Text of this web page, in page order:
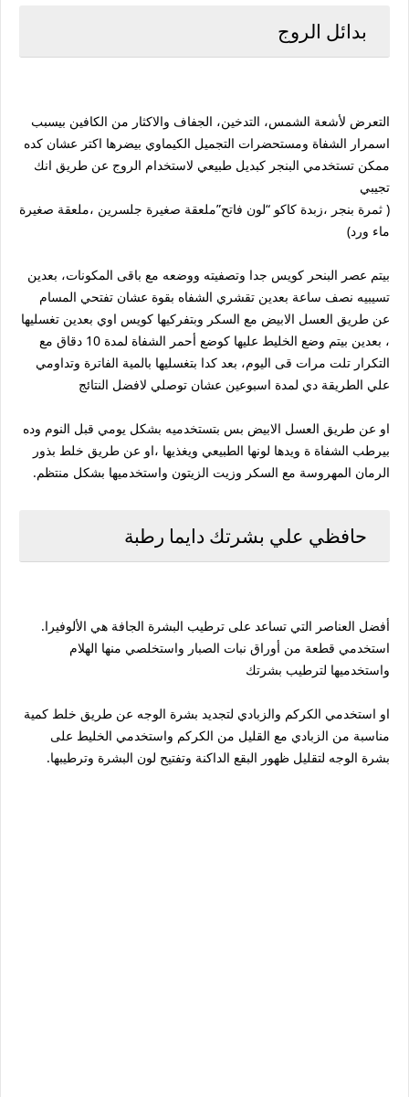
بدائل الروج
التعرض لأشعة الشمس، التدخين، الجفاف والاكثار من الكافين بيسبب
اسمرار الشفاة ومستحضرات التجميل الكيماوي بيضرها اكتر عشان كده
ممكن تستخدمي البنجر كبديل طبيعي لاستخدام الروج عن طريق انك
تجيبي
( ثمرة بنجر ،زبدة كاكو “لون فاتح”ملعقة صغيرة جلسرين ،ملعقة صغيرة
ماء ورد)
بيتم عصر البنحر كويس جدا وتصفيته ووضعه مع باقى المكونات، بعدين
تسيبيه نصف ساعة بعدين تقشري الشفاه بقوة عشان تفتحي المسام
عن طريق العسل الابيض مع السكر وبتفركيها كويس اوي بعدين تغسليها
، بعدين بيتم وضع الخليط عليها كوضع أحمر الشفاة لمدة 10 دقاق مع
التكرار تلت مرات قى اليوم، بعد كدا بتغسليها بالمية الفاترة وتداومي
علي الطريقة دي لمدة اسبوعين عشان توصلي لافضل النتائج
او عن طريق العسل الابيض بس بتستخدميه بشكل يومي قبل النوم وده
بيرطب الشفاة ة ويدها لونها الطبيعي ويغذيها ،او عن طريق خلط بذور
الرمان المهروسة مع السكر وزيت الزيتون واستخدميها بشكل منتظم.
حافظي علي بشرتك دايما رطبة
أفضل العناصر التي تساعد على ترطيب البشرة الجافة هي الألوفيرا.
استخدمي قطعة من أوراق نبات الصبار واستخلصي منها الهلام
واستخدميها لترطيب بشرتك
او استخدمي الكركم والزبادي لتجديد بشرة الوجه عن طريق خلط كمية
مناسبة من الزبادي مع القليل من الكركم واستخدمي الخليط على
بشرة الوجه لتقليل ظهور البقع الداكنة وتفتيح لون البشرة وترطيبها.